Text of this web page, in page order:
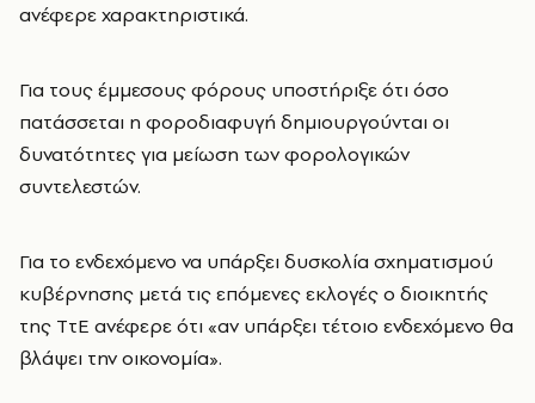
ανέφερε χαρακτηριστικά.
Για τους έμμεσους φόρους υποστήριξε ότι όσο
πατάσσεται η φοροδιαφυγή δημιουργούνται οι
δυνατότητες για μείωση των φορολογικών
συντελεστών.
Για το ενδεχόμενο να υπάρξει δυσκολία σχηματισμού
κυβέρνησης μετά τις επόμενες εκλογές ο διοικητής
της ΤτΕ ανέφερε ότι «αν υπάρξει τέτοιο ενδεχόμενο θα
βλάψει την οικονομία».